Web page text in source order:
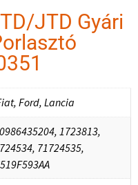
JTD Gyári
Ford, Lancia
1723813,
71724535,